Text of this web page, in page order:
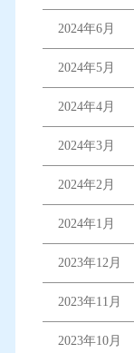
2024年6月
2024年5月
2024年4月
2024年3月
2024年2月
2024年1月
2023年12月
2023年11月
2023年10月